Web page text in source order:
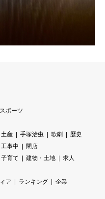
スポーツ
土産 手塚治虫 歌劇
歴史
工事中
閉店
子育て 建物・土地
求人
ア ランキング
企業